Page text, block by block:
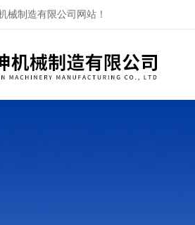
械制造有限公司网站！